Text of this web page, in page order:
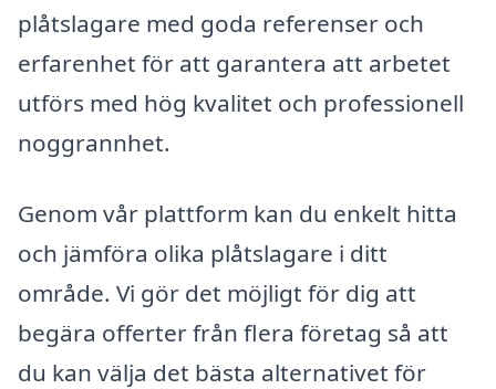
plåtslagare med goda referenser och
erfarenhet för att garantera att arbetet
utförs med hög kvalitet och professionell
noggrannhet.
Genom vår plattform kan du enkelt hitta
och jämföra olika plåtslagare i ditt
område. Vi gör det möjligt för dig att
begära offerter från flera företag så att
du kan välja det bästa alternativet för